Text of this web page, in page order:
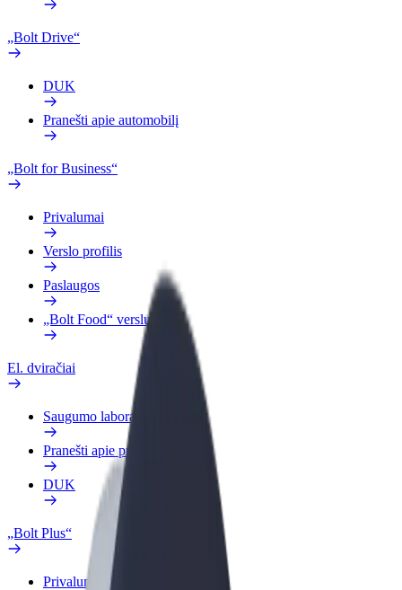
„Bolt Drive“
DUK
Pranešti apie automobilį
„Bolt for Business“
Privalumai
Verslo profilis
Paslaugos
„Bolt Food“ verslui
El. dviračiai
Saugumo laboratorija
Pranešti apie problemą
DUK
„Bolt Plus“
Privalumai